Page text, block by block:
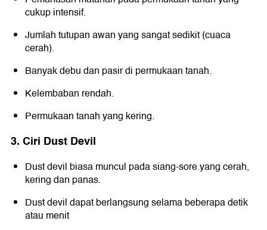
cukup intensif.
Jumlah tutupan awan yang sangat sedikit (cuaca
cerah).
Banyak debu dan pasir di permukaan tanah.
Kelembaban rendah.
Permukaan tanah yang kering.
3. Ciri Dust Devil
Dust devil biasa muncul pada siang-sore yang cerah,
kering dan panas.
Dust devil dapat berlangsung selama beberapa detik
atau menit